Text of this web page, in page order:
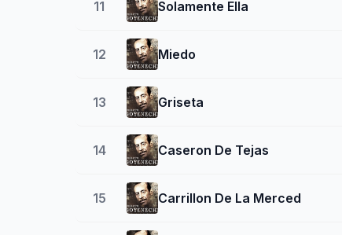
11 Solamente Ella
12 Miedo
13 Griseta
14 Caseron De Tejas
15 Carrillon De La Merced